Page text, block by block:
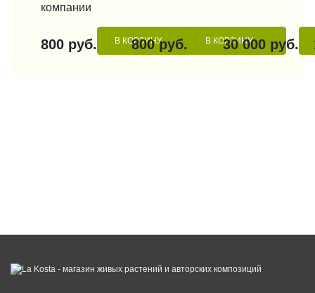
компании
800 руб. В КОРЗИНУ
800 руб. В КОРЗИНУ
30 000 руб.